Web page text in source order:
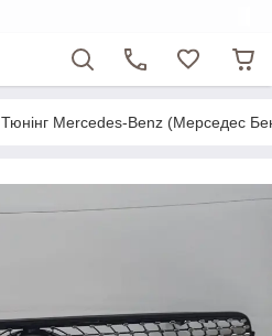
Тюнінг Mercedes-Benz (Мерседес